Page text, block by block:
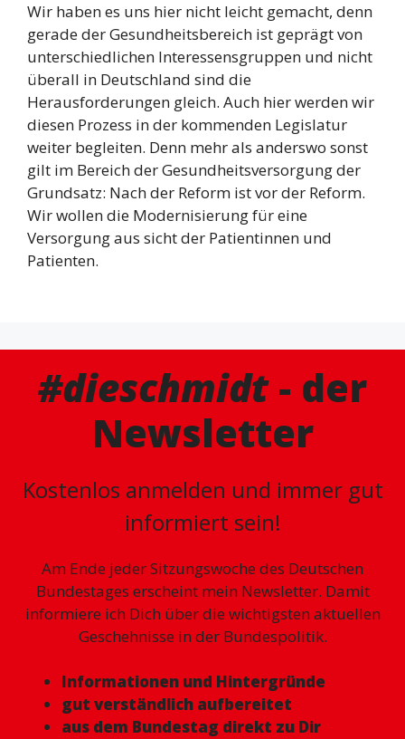
Wir haben es uns hier nicht leicht gemacht, denn
gerade der Gesundheitsbereich ist geprägt von
unterschiedlichen Interessensgruppen und nicht
überall in Deutschland sind die
Herausforderungen gleich. Auch hier werden wir
diesen Prozess in der kommenden Legislatur
weiter begleiten. Denn mehr als anderswo sonst
gilt im Bereich der Gesundheitsversorgung der
Grundsatz: Nach der Reform ist vor der Reform.
Wir wollen die Modernisierung für eine
Versorgung aus sicht der Patientinnen und
Patienten.
#dieschmidt- der
Newsletter
Kostenlos anmelden und immer gut
informiert sein!
Am Ende jeder Sitzungswoche des Deutschen
Bundestages erscheint mein Newsletter. Damit
informiere ich Dich über die wichtigsten aktuellen
Geschehnisse in der Bundespolitik.
Informationen und Hintergründe
gut verständlich aufbereitet
aus dem Bundestag direkt zu Dir